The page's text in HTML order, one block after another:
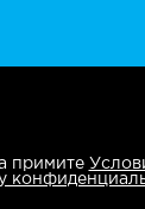
примите